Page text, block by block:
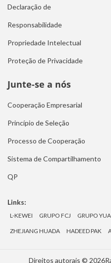
Declaração de
Responsabilidade
Propriedade Intelectual
Proteção de Privacidade
Junte-se a nós
Cooperação Empresarial
Princípio de Seleção
Processo de Cooperação
Sistema de Compartilhamento
QP
Links:
L-KEWEI GRUPO FCJ GRUPO
ZHEJIANG HUADA HADEED PAK
Direitos autorais © 2026